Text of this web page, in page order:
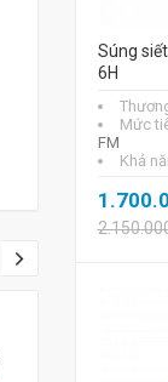
Súng
6H
Mức
FM
Khả